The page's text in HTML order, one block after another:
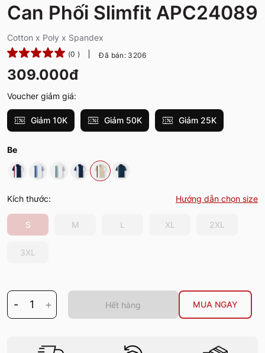
Can Phối Slimfit APC24089
Cotton x Poly x Spandex
(0 ) Đã bán: 3206
309.000đ
Voucher giảm giá:
Giảm 10K Giảm 50K Giảm 25K
Be
Kích thước: Hướng dẫn chọn size
S M L XL 2XL
3XL
- 1 + Hết hàng MUA NGAY